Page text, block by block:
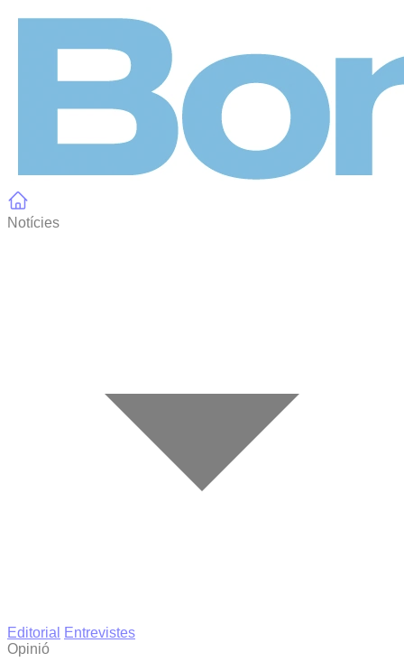
Notícies
Editorial
Entrevistes
Opinió